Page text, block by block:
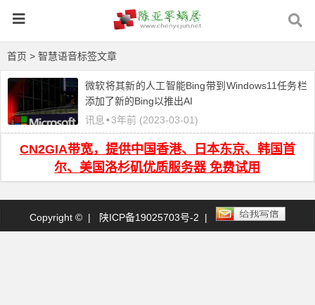
首页 > 智慧语音标签文章
微软将其新的人工智能Bing带到Windows11任务栏
添加了新的Bing以推出AI
讯息 •3年前 (2023-03-01)
CN2GIA带宽，提供中国香港、日本东京、韩国首
尔、美国洛杉矶优质服务器 免费试用
Copyright © | 陕ICP备19025703号-2 |